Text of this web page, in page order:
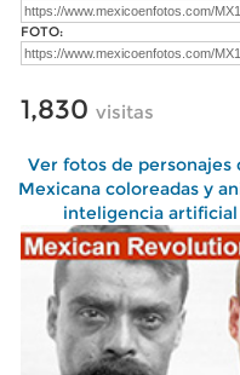
FOTO:
1,830 visitas
Ver fotos de personajes
Mexicana coloreadas y
inteligencia artificial